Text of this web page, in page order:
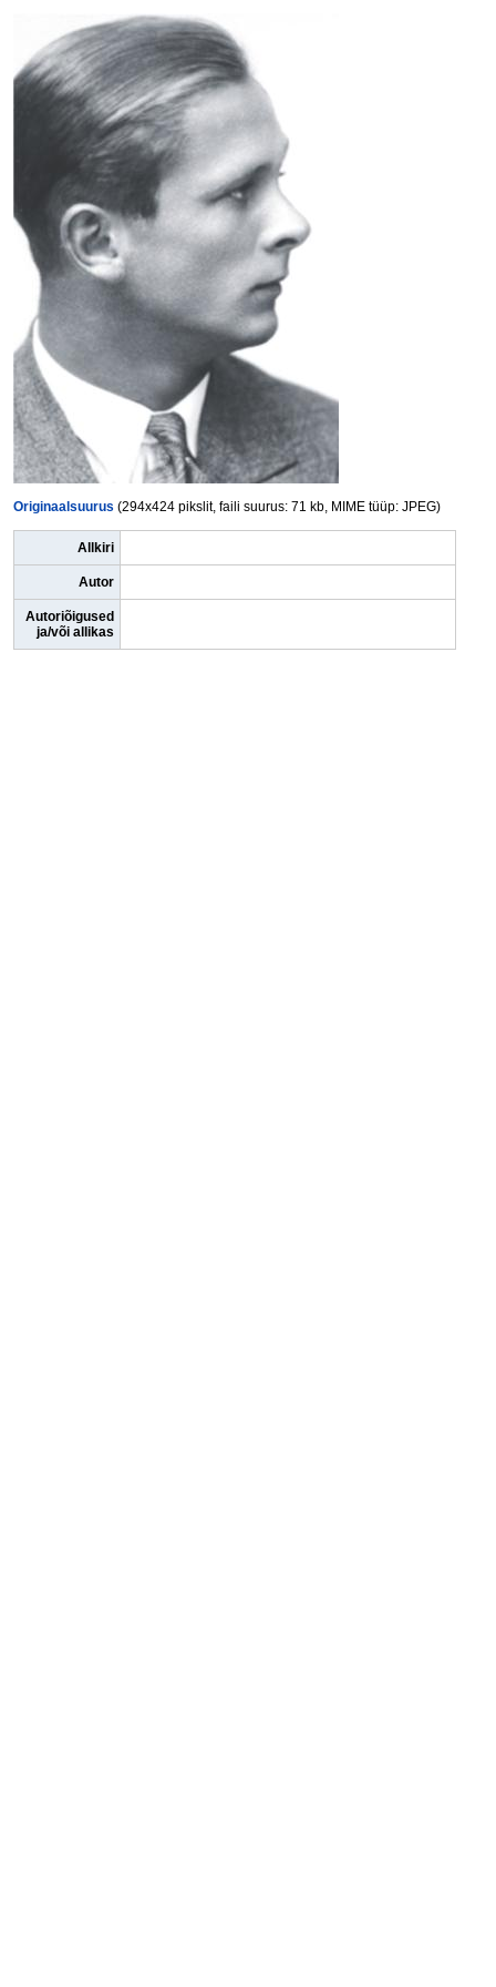
Originaalsuurus (294x424 pikslit, faili suurus: 71 kb, MIME tüüp: JPEG)
Allkiri
Autor
Autoriõigused
ja/või allikas